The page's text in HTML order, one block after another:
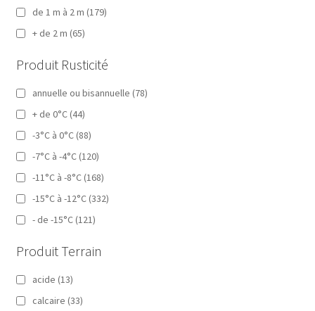
de 1 m à 2 m (179)
+ de 2 m (65)
Produit Rusticité
annuelle ou bisannuelle (78)
+ de 0°C (44)
-3°C à 0°C (88)
-7°C à -4°C (120)
-11°C à -8°C (168)
-15°C à -12°C (332)
- de -15°C (121)
Produit Terrain
acide (13)
calcaire (33)